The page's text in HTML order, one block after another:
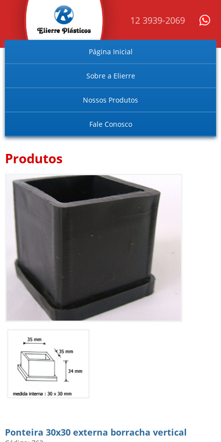
12 3939-2069
Página Inicial
Sobre a Elierre
Nossos Produtos
Fale Conosco
Produtos
Ponteira 30x30 externa borracha vertical